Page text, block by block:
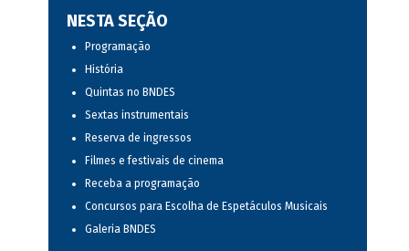
NESTA SEÇÃO
Programação
História
Quintas no BNDES
Sextas instrumentais
Reserva de ingressos
Filmes e festivais de cinema
Receba a programação
Concursos para Escolha de Espetáculos Musicais
Galeria BNDES